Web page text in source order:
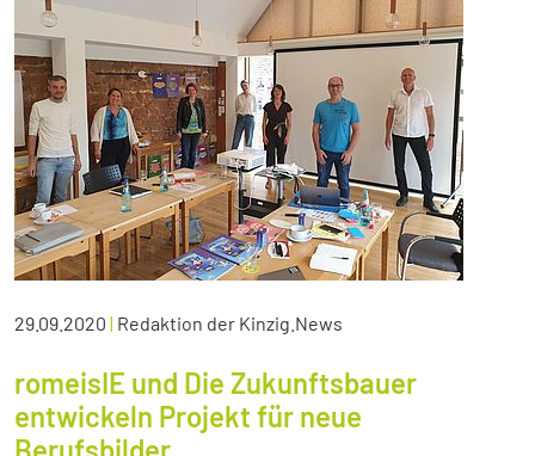
29.09.2020 | Redaktion der Kinzig.News
romeisIE und Die Zukunftsbauer
entwickeln Projekt für neue